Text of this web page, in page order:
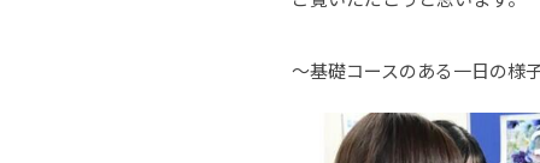
～基礎コースのある一日の様